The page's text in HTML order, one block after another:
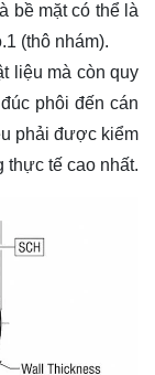
bề mặt có thể là
(thô nhám).
liệu mà còn quy
phôi đến cán
phải được kiểm
thực tế cao nhất.